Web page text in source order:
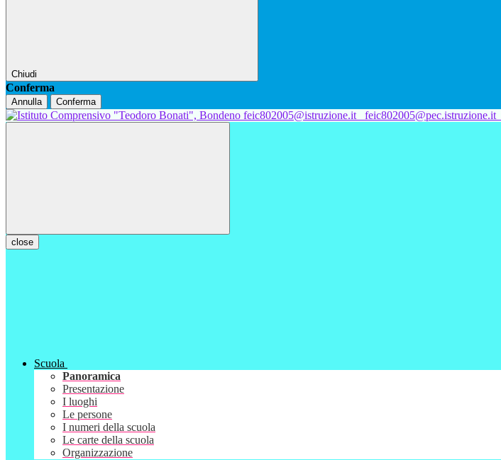
Chiudi
Conferma
Annulla Conferma
feic802005@istruzione.it feic802005@pec.istruzione.it
close
Scuola
Panoramica
Presentazione
I luoghi
Le persone
I numeri della scuola
Le carte della scuola
Organizzazione